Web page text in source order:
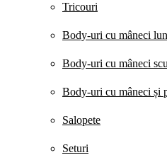
Tricouri
Body-uri cu mâneci
Body-uri cu mâneci
Body-uri cu mâneci și
Salopete
Seturi